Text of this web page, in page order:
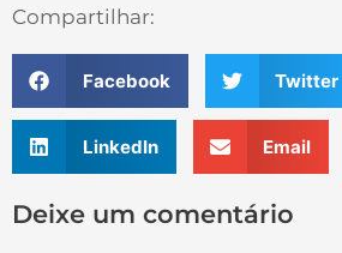
Compartilhar:
Facebook Twitter
LinkedIn Email
Deixe um comentário